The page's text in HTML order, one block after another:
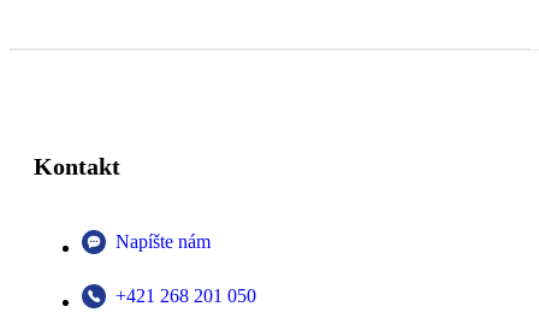
Kontakt
Napíšte nám
+421 268 201 050